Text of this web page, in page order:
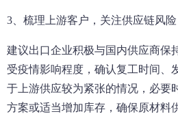
3、梳理上游客户，关注供应链风险
建议出口企业积极与国内供应商保
受疫情影响程度，确认复工时间、
于上游供应较为紧张的情况，必要
方案或适当增加库存，确保原材料